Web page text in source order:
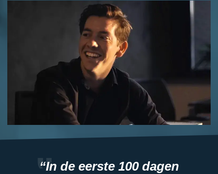
“In de eerste 100 dagen